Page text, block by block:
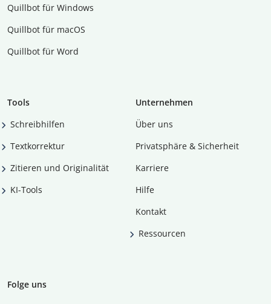
Quillbot für Windows
Quillbot für macOS
Quillbot für Word
Tools
Schreibhilfen
Textkorrektur
Zitieren und Originalität
KI-Tools
Unternehmen
Über uns
Privatsphäre & Sicherheit
Karriere
Hilfe
Kontakt
Ressourcen
Folge uns